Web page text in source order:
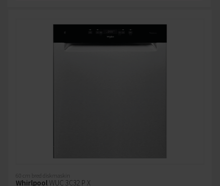
60 cm bred diskmaskin
WhirlpoolWUC 3C32 P X